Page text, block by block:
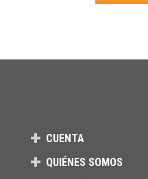
CUENTA
QUIÉNES SOMOS